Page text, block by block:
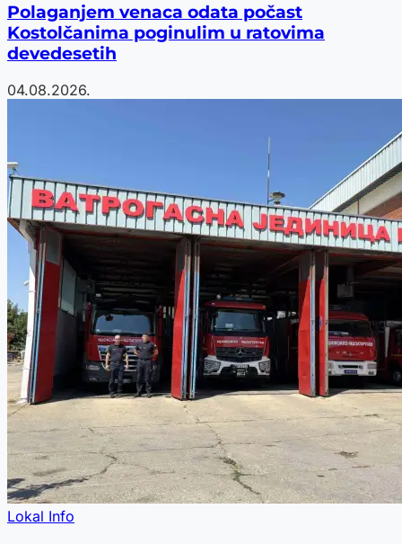
Polaganjem venaca odata počast
Kostolčanima poginulim u ratovima
devedesetih
04.08.2026.
Lokal Info